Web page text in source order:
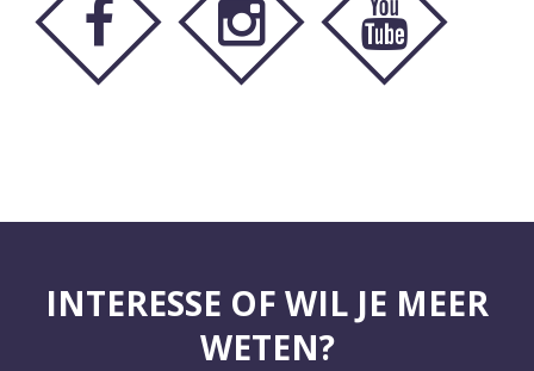
INTERESSE OF WIL JE MEER
WETEN?